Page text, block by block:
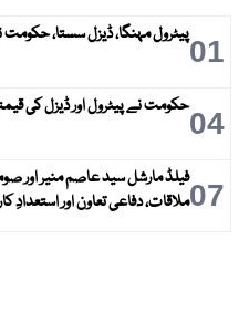
01پیٹرول مہنگا، ڈیزل سستا، حکومت
04حکومت نے پیٹرول اور ڈیزل کی
07فیلڈ مارشل سید عاصم منیر اور
ملاقات، دفاعی تعاون اور استعدادِ